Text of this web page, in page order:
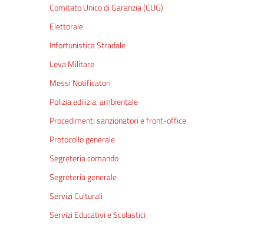
Comitato Unico di Garanzia (CUG)
Elettorale
Infortunistica Stradale
Leva Militare
Messi Notificatori
Polizia edilizia, ambientale
Procedimenti sanzionatori e front-office
Protocollo generale
Segreteria comando
Segreteria generale
Servizi Culturali
Servizi Educativi e Scolastici